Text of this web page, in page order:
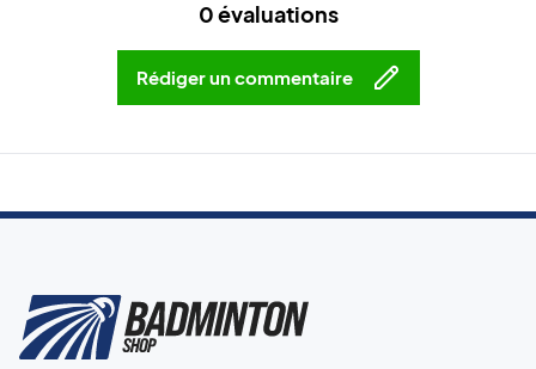
0 évaluations
Rédiger un commentaire